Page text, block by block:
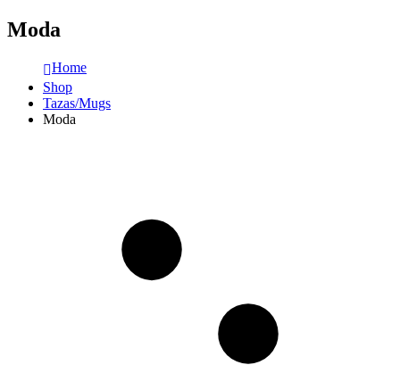
Moda
Home
Shop
Tazas/Mugs
Moda